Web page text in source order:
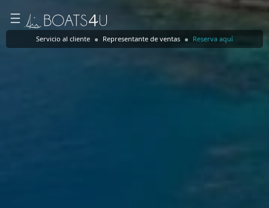
Servicio al cliente Representante de ventas Reserva aquí